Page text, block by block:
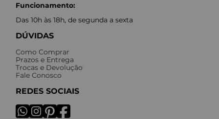
Funcionamento:
Das 10h às 18h, de segunda a sexta
DÚVIDAS
Como Comprar
Prazos e Entrega
Trocas e Devolução
Fale Conosco
REDES SOCIAIS